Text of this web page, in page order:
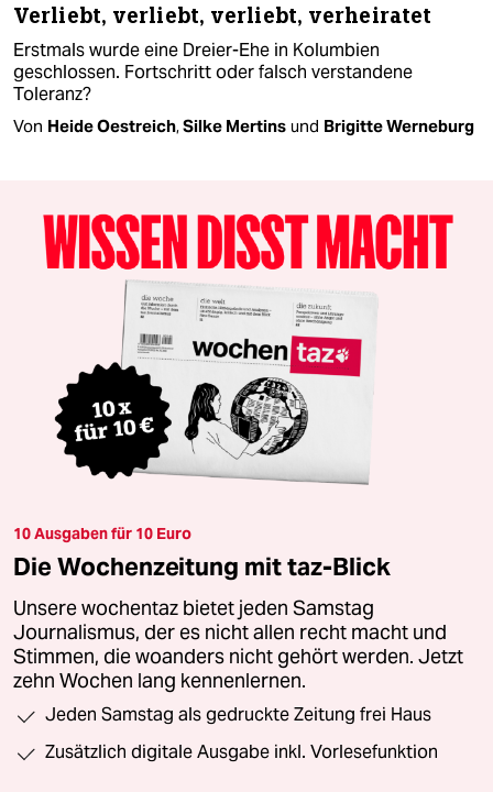
Verliebt, verliebt, verliebt, verheiratet
Erstmals wurde eine Dreier-Ehe in Kolumbien
geschlossen. Fortschritt oder falsch verstandene
Toleranz?
Von Heide Oestreich,Silke Mertins und Brigitte Werneburg
10 Ausgaben für 10 Euro
Die Wochenzeitung mit taz-Blick
Unsere wochentaz bietet jeden Samstag
Journalismus, der es nicht allen recht macht und
Stimmen, die woanders nicht gehört werden. Jetzt
zehn Wochen lang kennenlernen.
Jeden Samstag als gedruckte Zeitung frei Haus
Zusätzlich digitale Ausgabe inkl. Vorlesefunktion